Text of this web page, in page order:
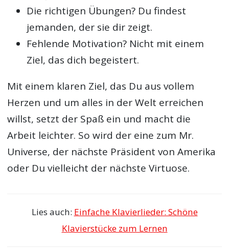
Die richtigen Übungen? Du findest
jemanden, der sie dir zeigt.
Fehlende Motivation? Nicht mit einem
Ziel, das dich begeistert.
Mit einem klaren Ziel, das Du aus vollem
Herzen und um alles in der Welt erreichen
willst, setzt der Spaß ein und macht die
Arbeit leichter. So wird der eine zum Mr.
Universe, der nächste Präsident von Amerika
oder Du vielleicht der nächste Virtuose.
Lies auch: Einfache Klavierlieder: Schöne
Klavierstücke zum Lernen